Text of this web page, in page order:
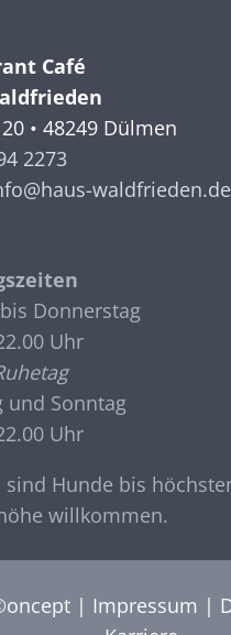
Café
• 48249 Dülmen
2273
waldfrieden.de
Donnerstag
Uhr
und Sonntag
Uhr
sind Hunde bis
willkommen.
| Impressum |